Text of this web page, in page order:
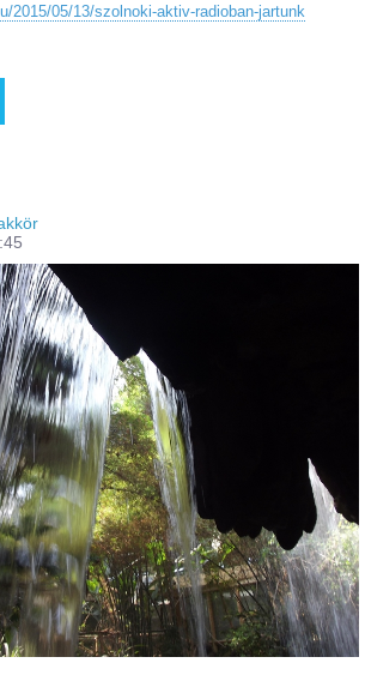
2015/05/13/szolnoki-aktiv-radioban-jartunk